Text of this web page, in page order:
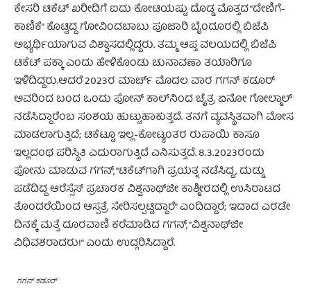
ಕೇಸರಿ ಟಿಕೆಟ್ ಖರೀದಿಗೆ ಐದು ಕೋಟಿಯಷ್ಟು ದೊಡ್ಡ ಮೊತ್ತದ “ದೇಣಿಗೆ-
ಕಾಣಿಕೆ” ಕೊಟ್ಟಿದ್ದ ಗೋವಿಂದಬಾಬು ಪೂಜಾರಿ ಬೈಂದೂರಲ್ಲಿ ಬಿಜೆಪಿ
ಅಭ್ಯರ್ಥಿಯಾಗುವ ವಿಶ್ವಾಸದಲ್ಲಿದ್ದರು. ತಮ್ಮ ಆಪ್ತ ವಲಯದಲ್ಲಿ ಬಿಜೆಪಿ
ಟಿಕೆಟ್ ಪಕ್ಕಾ ಎಂದು ಹೇಳಿಕೊಂಡು ಚುನಾವಣಾ ತಯಾರಿಗೂ
ಇಳಿದಿದ್ದರು.ಆದರೆ 2023ರ ಮಾರ್ಚ್ ಮೊದಲ ವಾರ ಗಗನ್ ಕಡೂರ್
ಅವರಿಂದ ಬಂದ ಒಂದು ಫೋನ್ ಕಾಲ್‌ನಿಂದ ಚೈತ್ರ ಏನೋ ಗೋಲ್ಮಾಲ್
ನಡೆಸಿದ್ದಾರೆಂಬ ಸಂಶಯ ಹುಟ್ಟುಹಾಕುತ್ತದೆ. ತನಗೆ ವ್ಯವಸ್ಥಿತವಾಗಿ ಮೋಸ
ಮಾಡಲಾಗುತ್ತಿದೆ; ಟಿಕೆಟ್ಟೂ ಇಲ್ಲ-ಕೋಟ್ಯಂತರ ರುಪಾಯಿ ಕಾಸೂ
ಇಲ್ಲದಂಥ ಪರಿಸ್ಥಿತಿ ಎದುರಾಗುತ್ತಿದೆ ಎನಿಸುತ್ತದೆ. 8.3.2023ರಂದು
ಫೋನು ಮಾಡುವ ಗಗನ್, “ಟಿಕೆಟ್‌ಗಾಗಿ ಪ್ರಯತ್ನ ನಡೆಸಿದ್ದ, ದುಡ್ಡು
ಪಡೆದಿದ್ದ ಆರೆಸ್ಸೆಸ್ ಪ್ರಚಾರಕ ವಿಶ್ವನಾಥ್‌ಜೀ ಕಾಶ್ಮೀರದಲ್ಲಿ ಉಸಿರಾಟದ
ತೊಂದರೆಯಿಂದ ಆಸ್ಪತ್ರೆ ಸೇರಿಸಲ್ಪಟ್ಟಿದ್ದಾರೆ” ಎಂದಿದ್ದಾರೆ; ಇದಾದ ಎರಡೇ
ದಿನಕ್ಕೆ ಮತ್ತೆ ದೂರವಾಣಿ ಕರೆಮಾಡಿದ ಗಗನ್, “ವಿಶ್ವನಾಥ್‌ಜೀ
ವಿಧಿವಶರಾದರು!” ಎಂದು ಉದ್ಗರಿಸಿದ್ದಾರೆ.
ಗಗನ್ ಕಡೂರ್